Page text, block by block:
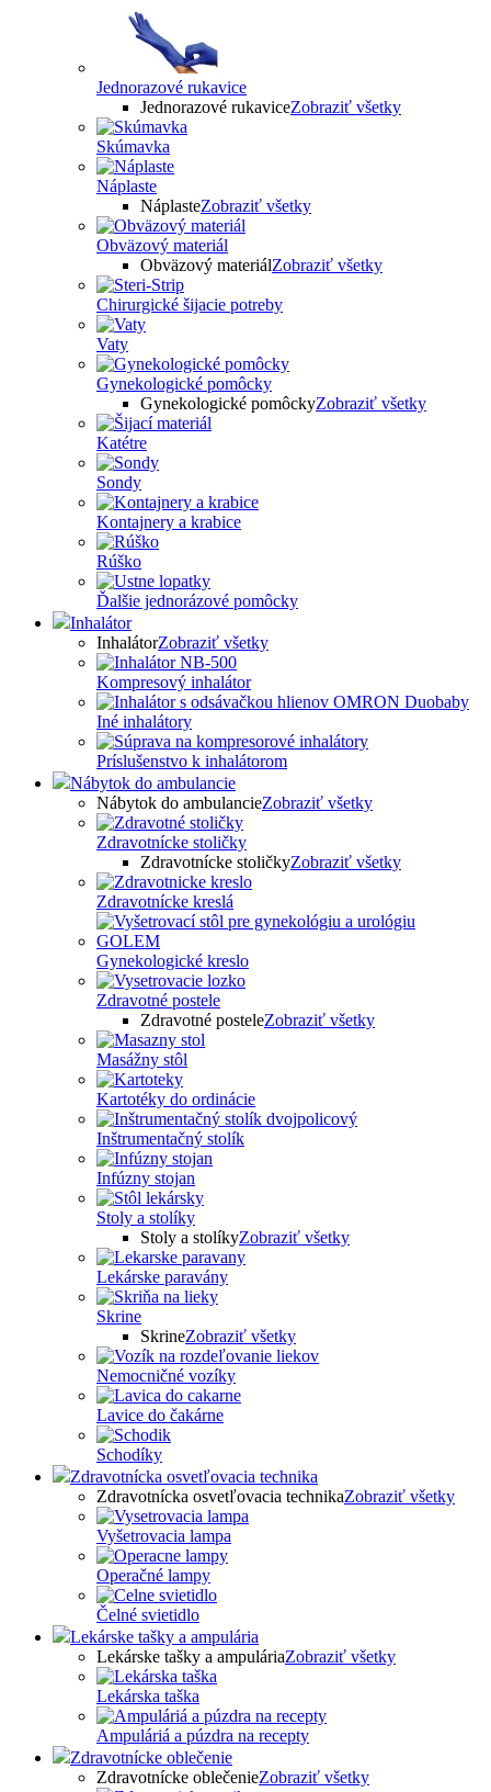
Jednorazové rukavice
Jednorazové rukaviceZobraziť všetky
Skúmavka
Náplaste
NáplasteZobraziť všetky
Obväzový materiál
Obväzový materiálZobraziť všetky
Chirurgické šijacie potreby
Vaty
Gynekologické pomôcky
Gynekologické pomôckyZobraziť všetky
Katétre
Sondy
Kontajnery a krabice
Rúško
Ďalšie jednorázové pomôcky
Inhalátor
InhalátorZobraziť všetky
Kompresový inhalátor
Iné inhalátory
Príslušenstvo k inhalátorom
Nábytok do ambulancie
Nábytok do ambulancieZobraziť všetky
Zdravotnícke stoličky
Zdravotnícke stoličkyZobraziť všetky
Zdravotnícke kreslá
Gynekologické kreslo
Zdravotné postele
Zdravotné posteleZobraziť všetky
Masážny stôl
Kartotéky do ordinácie
Inštrumentačný stolík
Infúzny stojan
Stoly a stolíky
Stoly a stolíkyZobraziť všetky
Lekárske paravány
Skrine
SkrineZobraziť všetky
Nemocničné vozíky
Lavice do čakárne
Schodíky
Zdravotnícka osvetľovacia technika
Zdravotnícka osvetľovacia technikaZobraziť všetky
Vyšetrovacia lampa
Operačné lampy
Čelné svietidlo
Lekárske tašky a ampulária
Lekárske tašky a ampuláriaZobraziť všetky
Lekárska taška
Ampuláriá a púzdra na recepty
Zdravotnícke oblečenie
Zdravotnícke oblečenieZobraziť všetky